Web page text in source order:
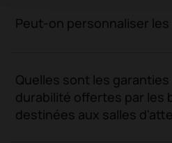
Peut-on personnaliser
Quelles sont les
durabilité offertes par les
destinées aux salles